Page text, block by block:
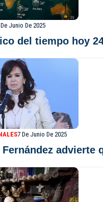
Junio De 2025
del tiempo hoy
7 De Junio De 2025
advierte